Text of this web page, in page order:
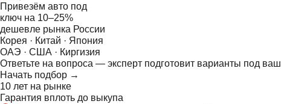
Привезём авто под
ключ на 10–25%
дешевле рынка России
Корея · Китай · Япония
ОАЭ · США · Киргизия
Ответьте на вопроса — эксперт подготовит варианты под
Начать подбор →
10 лет на рынке
Гарантия вплоть до выкупа